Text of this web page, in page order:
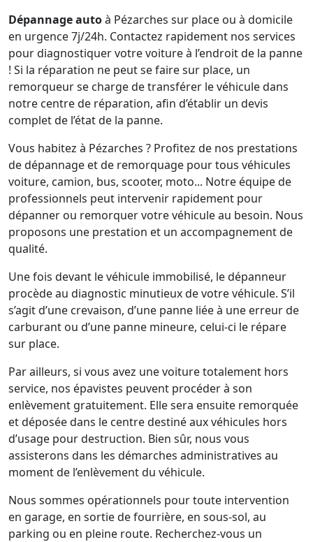
Dépannage autoà Pézarches sur place ou à domicile
en urgence 7j/24h. Contactez rapidement nos services
pour diagnostiquer votre voiture à l’endroit de la panne
! Si la réparation ne peut se faire sur place, un
remorqueur se charge de transférer le véhicule dans
notre centre de réparation, afin d’établir un devis
complet de l’état de la panne.
Vous habitez à Pézarches ? Profitez de nos prestations
de dépannage et de remorquage pour tous véhicules
voiture, camion, bus, scooter, moto... Notre équipe de
professionnels peut intervenir rapidement pour
dépanner ou remorquer votre véhicule au besoin. Nous
proposons une prestation et un accompagnement de
qualité.
Une fois devant le véhicule immobilisé, le dépanneur
procède au diagnostic minutieux de votre véhicule. S’il
s’agit d’une crevaison, d’une panne liée à une erreur de
carburant ou d’une panne mineure, celui-ci le répare
sur place.
Par ailleurs, si vous avez une voiture totalement hors
service, nos épavistes peuvent procéder à son
enlèvement gratuitement. Elle sera ensuite remorquée
et déposée dans le centre destiné aux véhicules hors
d’usage pour destruction. Bien sûr, nous vous
assisterons dans les démarches administratives au
moment de l’enlèvement du véhicule.
Nous sommes opérationnels pour toute intervention
en garage, en sortie de fourrière, en sous-sol, au
parking ou en pleine route. Recherchez-vous un